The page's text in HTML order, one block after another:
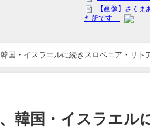
国・イスラエルに続きスロベニア・リ
韓国・イスラエル